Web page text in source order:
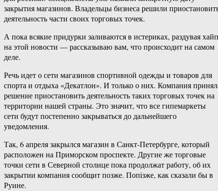
закрытия магазинов. Владельцы бизнеса решили
деятельность части своих торговых точек.
А пока всякие придурки заливаются в истериках, раздувая хайп
на этой новости — рассказываю вам, что происходит на самом
деле.
Речь идет о сети магазинов спортивной одежды и товаров для
спорта и отдыха «Декатлон». И только о них. Компания
решение приостановить деятельность таких торговых точек на
территории нашей страны. Это значит, что все гипемаркеты
сети будут постепенно закрываться до дальнейшего
уведомления.
Так, 6 апреля закрылся магазин в Санкт-Петербурге, который
расположен на Приморском проспекте. Другие же торговые
точки сети в Северной столице пока продолжат работу, об их
закрытии компания сообщит позже. Попiзже, как сказали бы в
Руине.